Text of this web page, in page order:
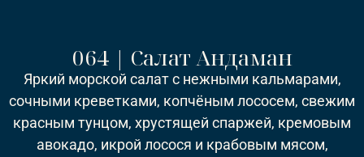
064 | Салат Андаман
Яркий морской салат с нежными кальмарами,
сочными креветками, копчёным лососем, свежим
красным тунцом, хрустящей спаржей, кремовым
авокадо, икрой лосося и крабовым мясом,